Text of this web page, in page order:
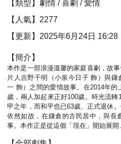
【類型】劇情 / 喜劇 / 愛情
【人氣】2277
【更新】2025年6月24日 16:28
【簡介】
本作是一部浪漫溫馨的家庭喜劇，故
片人吉野千明（小泉今日子 飾）與
一 飾）之間的愛情故事。在2014年
歲，兩人加起來正好100歲。時光流
甲之年，而和平也已63歲、正式退休
依然如故，在鎌倉的古民居中，與長
事。本作正是從這個「現在」開始展